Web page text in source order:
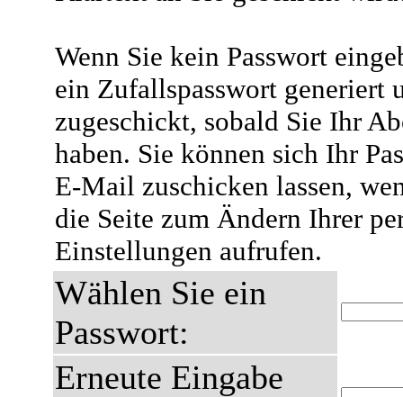
Wenn Sie kein Passwort
ein Zufallspasswort generiert
zugeschickt, sobald Sie Ihr
haben. Sie können sich Ihr
E-Mail zuschicken lassen,
die Seite zum Ändern Ihrer
Einstellungen aufrufen.
Wählen Sie ein
Passwort:
Erneute Eingabe